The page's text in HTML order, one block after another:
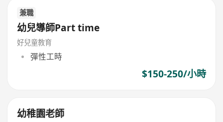
兼職
幼兒導師Part time
好兒童教育
彈性工時
$150-250/小時
幼稚園老師